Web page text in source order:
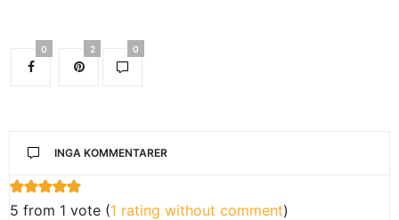
0 2 0
INGA KOMMENTARER
5 from 1 vote (1 rating without comment)